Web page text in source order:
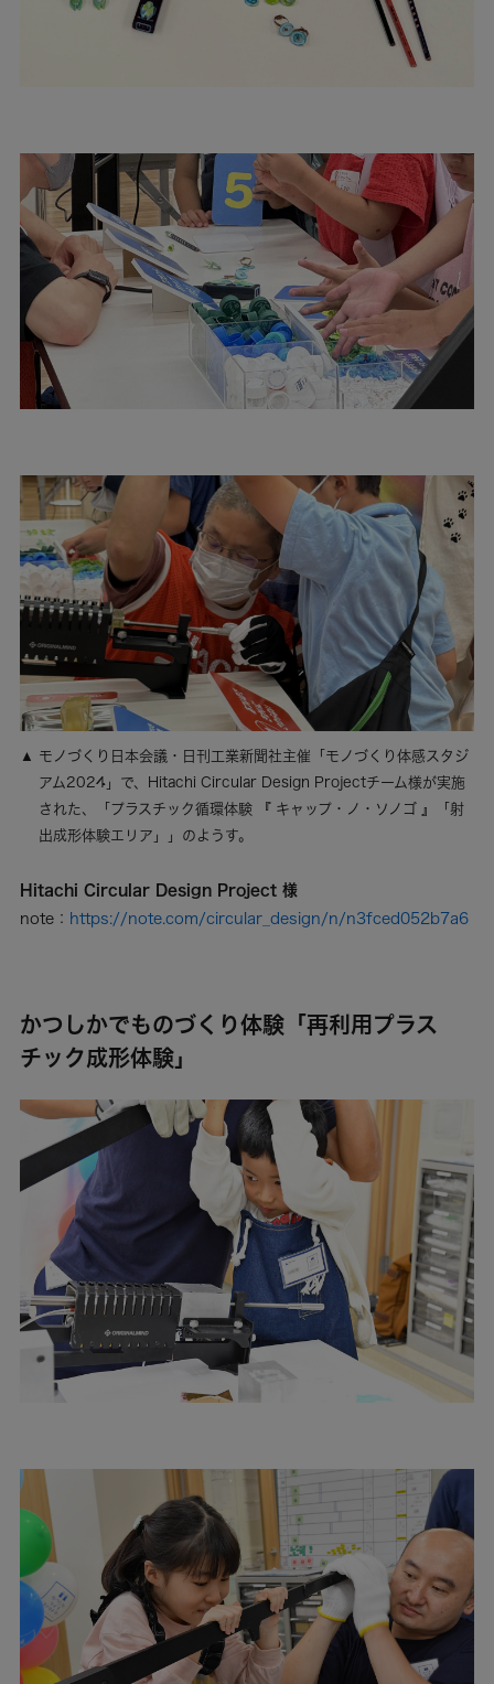
モノづくり日本会議・日刊工業新聞社主催「モノづくり体感スタジ
アム2024」で、Hitachi Circular Design Projectチーム様が実施
された、「プラスチック循環体験 『 キャップ・ノ・ソノゴ 』「射
出成形体験エリア」」のようす。
Hitachi Circular Design Project 様
note： https://note.com/circular_design/n/n3fced052b7a6
かつしかでものづくり体験「再利用プラス
チック成形体験」